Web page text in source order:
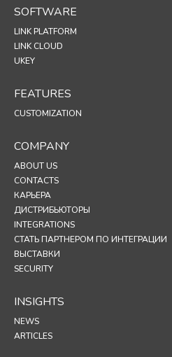
SOFTWARE
LINK PLATFORM
LINK CLOUD
UKEY
FEATURES
CUSTOMIZATION
COMPANY
ABOUT US
CONTACTS
КАРЬЕРА
ДИСТРИБЬЮТОРЫ
INTEGRATIONS
СТАТЬ ПАРТНЕРОМ ПО ИНТЕГРАЦИИ
ВЫСТАВКИ
SECURITY
INSIGHTS
NEWS
ARTICLES